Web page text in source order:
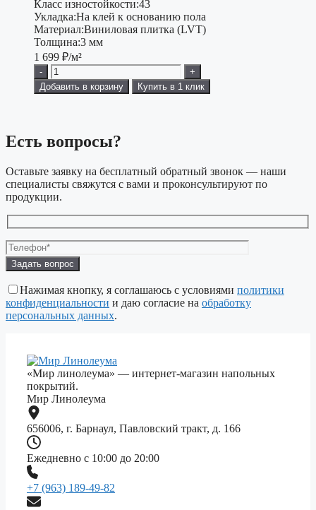
Класс изностойкости:43
Укладка:На клей к основанию пола
Материал:Виниловая плитка (LVT)
Толщина:3 мм
1 699 ₽/м²
-
+
Добавить в корзину
Купить в 1 клик
Есть вопросы?
Оставьте заявку на бесплатный обратный звонок — наши
специалисты свяжутся с вами и проконсультируют по
продукции.
Оставьте
это
поле
пустым.
Нажимая кнопку, я соглашаюсь с условиями политики
конфиденциальности и даю согласие на обработку
персональных данных.
«Мир линолеума» — интернет-магазин напольных
покрытий.
Мир Линолеума
656006, г. Барнаул, Павловский тракт, д. 166
Ежедневно с 10:00 до 20:00
+7 (963) 189-49-82